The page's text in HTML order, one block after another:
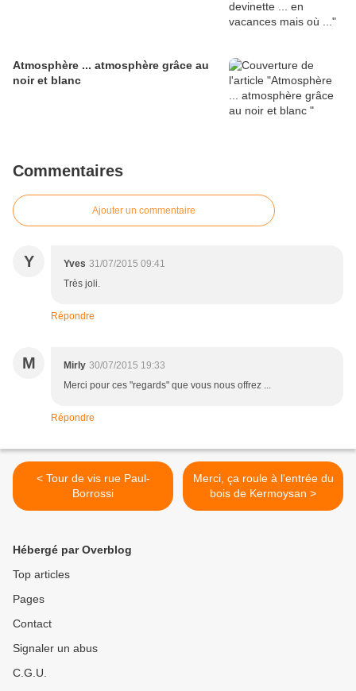
Atmosphère ... atmosphère grâce au
noir et blanc
Commentaires
Ajouter un commentaire
Y Yves 31/07/2015 09:41
Très joli.
Répondre
M Mirly 30/07/2015 19:33
Merci pour ces "regards" que vous nous offrez ...
Répondre
< Tour de vis rue Paul-
Borrossi
Merci, ça roule à l'entrée du
bois de Kermoysan >
Hébergé par Overblog
Top articles
Pages
Contact
Signaler un abus
C.G.U.